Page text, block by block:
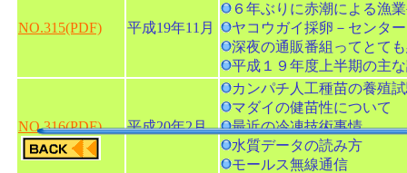
NO.315(PDF) 平成19年11月
６年ぶりに赤潮による漁
ヤコウガイ採卵－センタ
深夜の通販番組ってとて
平成１９年度上半期の主
NO.316(PDF) 平成20年2月
カンパチ人工種苗の養殖
マダイの健苗性について
最近の冷凍技術事情
水質データの読み方
モールス無線通信